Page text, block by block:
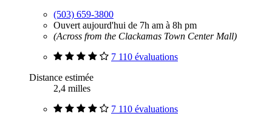
(503) 659-3800
Ouvert aujourd'hui de 7h am à 8h pm
(Across from the Clackamas Town Center Mall)
7 110 évaluations
Distance estimée
2,4 milles
7 110 évaluations